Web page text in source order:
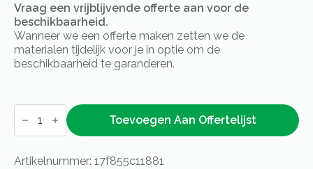
Vraag een vrijblijvende offerte aan voor de
beschikbaarheid.
Wanneer we een offerte maken zetten we de
materialen tijdelijk voor je in optie om de
beschikbaarheid te garanderen.
Kussen
Slimline
Toevoegen Aan Offertelijst
Artikelnummer: 17f855c11881